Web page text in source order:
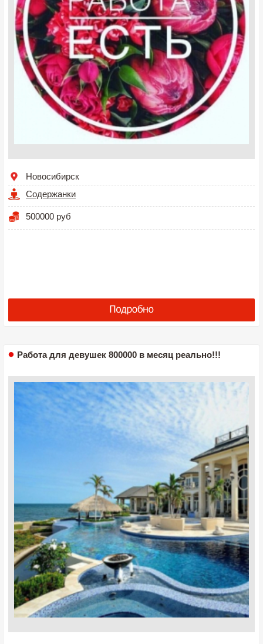
Новосибирск
Содержанки
500000 руб
Работа для девушек 800000 в месяц реально!!!